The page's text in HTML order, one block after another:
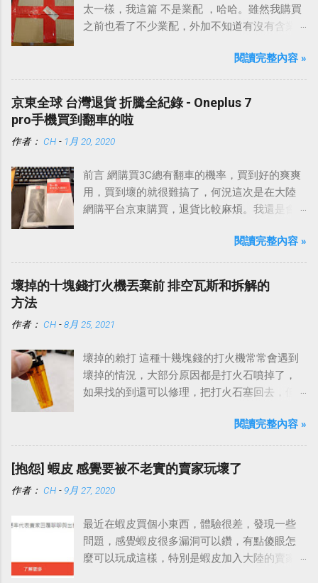
太一樣，我這篇 不是業配 ，哈哈。雖然我購買
之前也看了不少業配，外加不知道有沒有含業
閱讀完整內容 »
京東全球 台灣退貨 折騰全紀錄 - Oneplus 7
pro手機買到翻車的啦
作者： CH - 1月 20, 2020
前言 網購買3C總有翻車的機率，買到好的爽爽
用，買到壞的就很難搞了，何況這次是在大陸
網購平台京東購買，退貨比較麻煩。我還是會
永遠希望遇到的不要是我，但是真的碰到了，
就看要怎麼應對、處理，平心靜氣地去面對就
好了。
閱讀完整內容 »
壞掉的十塊錢打火機丟棄前 排空瓦斯和拆解的
方法
作者： CH -8月 25, 2021
壞掉的賴打 這種十幾塊錢的打火機常常會遇到
壞掉的情況，大部分原因都是打火石噴掉了，
如果找的到還可以修理，把打火石塞回去，但
閱讀完整內容 »
[抱怨] 蝦皮 感覺要被不老實的賣家玩壞了
作者： CH - 9月 27, 2020
最近在蝦皮買個小東西，體驗很差，發現一些
問題，感覺蝦皮很多漏洞可以鑽，有點傻眼怎
麼可以玩成這樣，特別是蝦皮加入大陸的賣家